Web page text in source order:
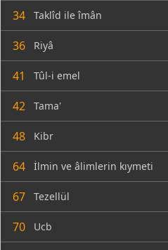
34 Taklîd ile îmân
36 Riyâ
41 Tûl-i emel
42 Tama'
48 Kibr
64 İlmin ve âlimlerin kıymeti
67 Tezellül
70 Ucb